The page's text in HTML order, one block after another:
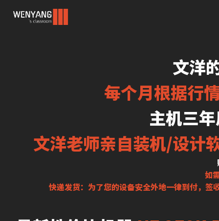
文洋
每个月根据行
主机三
文洋老师亲自装机/设计
如
快递发货：为了您的设备安全外地一律到付，签